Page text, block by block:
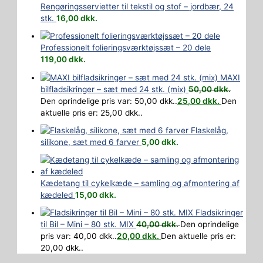
Rengøringsservietter til tekstil og stof – jordbær, 24
stk. 16,00dkk.
Professionelt folieringsværktøjssæt – 20 dele
119,00dkk.
MAXI
bilfladsikringer – sæt med 24 stk. (mix) 50,00dkk.
Den oprindelige pris var: 50,00 dkk..25,00dkk. Den
aktuelle pris er: 25,00 dkk..
Flaskelåg,
silikone, sæt med 6 farver 5,00dkk.
Kædetang til cykelkæde – samling og afmontering af
kædeled 15,00dkk.
Fladsikringer
til Bil – Mini – 80 stk. MIX 40,00dkk.Den oprindelige
pris var: 40,00 dkk..20,00dkk. Den aktuelle pris er:
20,00 dkk..